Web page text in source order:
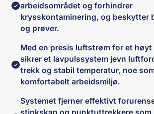
arbeidsområdet og forhindrer
krysskontaminering, og beskytter
og prøver.
Med en presis luftstrøm for et
sikrer et lavpulssystem jevn
trekk og stabil temperatur, noe
komfortabelt arbeidsmiljø.
Systemet fjerner effektivt
stinkskap og punktuttrekkere som